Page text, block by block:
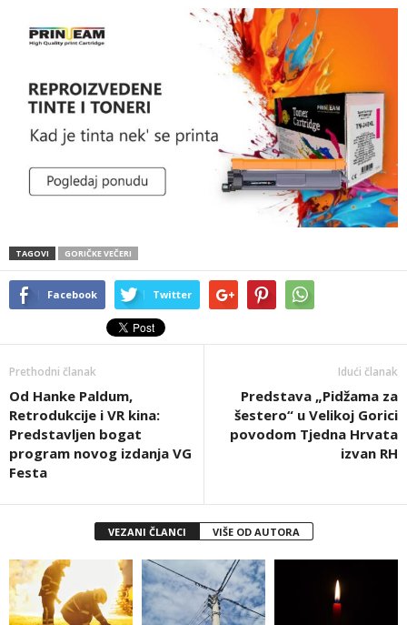
TAGOVI GORIČKE VEČERI
Facebook Twitter
Prethodni članak
Od Hanke Paldum,
Retrodukcije i VR kina:
Predstavljen bogat
program novog izdanja VG
Festa
Idući članak
Predstava „Pidžama za
šestero“ u Velikoj Gorici
povodom Tjedna Hrvata
izvan RH
VEZANI ČLANCI VIŠE OD AUTORA